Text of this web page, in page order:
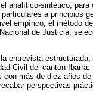
analítico-sintético,
a principios
empírico, el método
de Justicia,
entrevista
Civil del cantón
más de diez años
perspectivas